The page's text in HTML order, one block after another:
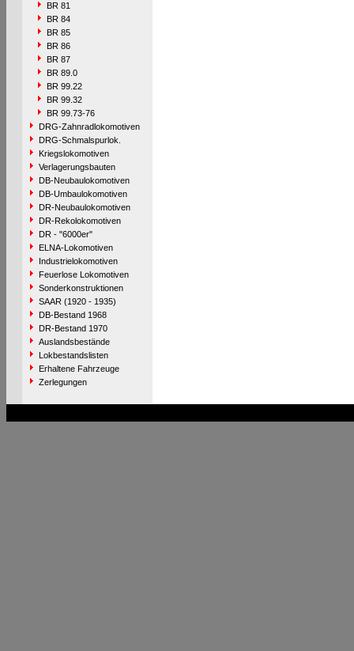
BR 81
BR 84
BR 85
BR 86
BR 87
BR 89.0
BR 99.22
BR 99.32
BR 99.73-76
DRG-Zahnradlokomotiven
DRG-Schmalspurlok.
Kriegslokomotiven
Verlagerungsbauten
DB-Neubaulokomotiven
DB-Umbaulokomotiven
DR-Neubaulokomotiven
DR-Rekolokomotiven
DR - "6000er"
ELNA-Lokomotiven
Industrielokomotiven
Feuerlose Lokomotiven
Sonderkonstruktionen
SAAR (1920 - 1935)
DB-Bestand 1968
DR-Bestand 1970
Auslandsbestände
Lokbestandslisten
Erhaltene Fahrzeuge
Zerlegungen